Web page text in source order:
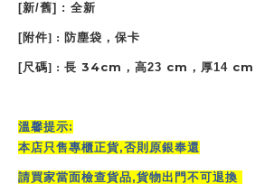
[新/舊] : 全新
[附件] : 防塵袋，保卡
[尺碼] : 長 34cm ，高23 cm ，厚14 cm
溫馨提示:
本店只售專櫃正貨,否則原銀奉還
請買家當面檢查貨品,貨物出門不可退換